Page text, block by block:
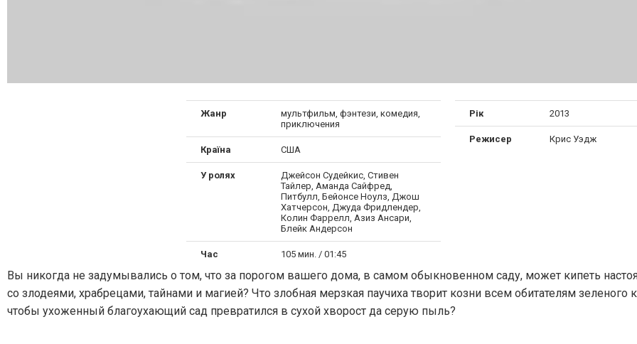
Жанр
мультфильм, фэнтези, комедия,
приключения
Країна США
У ролях
Джейсон Судейкис, Стивен
Тайлер, Аманда Сайфред,
Питбулл, Бейонсе Ноулз, Джош
Хатчерсон, Джуда Фридлендер,
Колин Фаррелл, Азиз Ансари,
Блейк Андерсон
Рік 2013
Режисер Крис Уэдж
Час 105 мин. / 01:45
Вы никогда не задумывались о том, что за порогом вашего дома, в самом обыкновенном саду, может кипеть
со злодеями, храбрецами, тайнами и магией? Что злобная мерзкая паучиха творит козни всем обитателям зеленого
чтобы ухоженный благоухающий сад превратился в сухой хворост да серую пыль?